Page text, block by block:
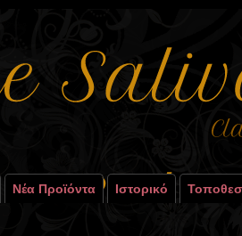
Νέα Προϊόντα Ιστορικό